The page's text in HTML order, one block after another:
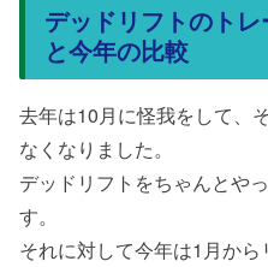
デッドリフトのト
と今年の比較
去年は10月に怪我をして、
なくなりました。
デッドリフトをちゃんとや
す。
それに対して今年は1月か